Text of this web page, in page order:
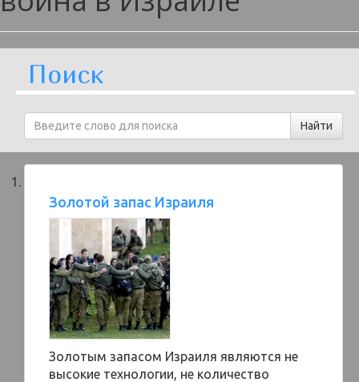
Поиск
Золотой запас Израиля
Золотым запасом Израиля являются не
высокие технологии, не количество